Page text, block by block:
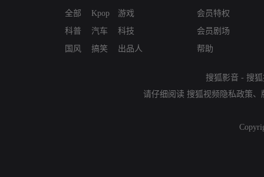
全部
科普
国风
Kpop
汽车
搞笑
游戏
科技
出品人
会员特权
会员剧场
帮助
搜狐影音 - 搜
请仔细阅读 搜狐视频隐私政策、